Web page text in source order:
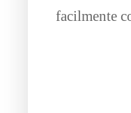
facilmente